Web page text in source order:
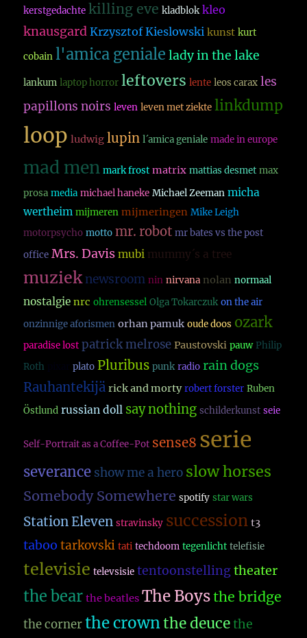
kerstgedachte killing eve kladblok kleo
knausgard Krzysztof Kieslowski kunst kurt
cobain l'amica geniale lady in the lake
lankum laptop horror leftovers lente leos carax les
papillons noirs leven leven met ziekte linkdump
loop ludwig lupin l´amica geniale made in europe
mad men mark frost matrix mattias desmet max
prosa media michael haneke Michael Zeeman micha
wertheim mijmeren mijmeringen Mike Leigh
motorpsycho motto mr. robot mr bates vs the post
office Mrs. Davis mubi mummy´s a tree
muzieknewsroom nin nirvana nolan normaal
nostalgie nrc ohrensessel Olga Tokarczuk on the air
onzinnige aforismen orhan pamuk oude doos ozark
paradise lost patrick melrose Paustovski pauw Philip
Roth
plato Pluribus punk radio rain dogs
Rauhantekijä rick and morty robert forster Ruben
Östlund russian doll say nothing schilderkunst seie
Self-Portrait as a Coffee-Pot sense8 serie
severance show me a hero slow horses
Somebody Somewhere spotify star wars
Station Eleven stravinsky succession t3
taboo tarkovski tati techdoom tegenlicht telefisie
televisie televsisie tentoonstelling theater
the bear the beatles The Boysthe bridge
the corner the crownthe deuce the